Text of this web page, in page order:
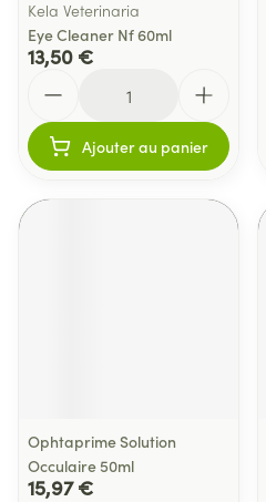
Kela Veterinaria
Eye Cleaner Nf 60ml
13,50 €
Ajouter au panier
Ophtaprime Solution
Occulaire 50ml
15,97 €